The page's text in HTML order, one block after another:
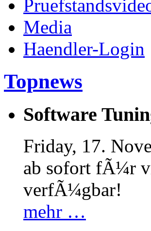
Media
Haendler-Login
Topnews
Software
Friday, 17.
ab sofort fÃ¼r
verfÃ¼gbar!
mehr …